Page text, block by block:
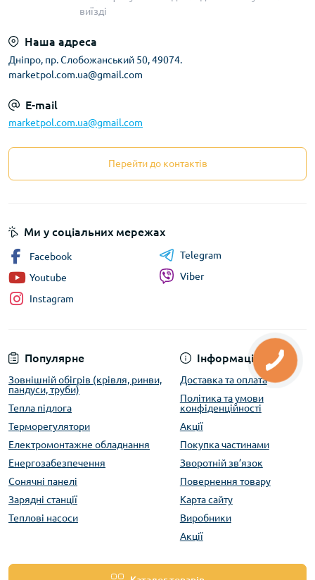
виїзді
Наша адреса
Дніпро, пр. Слобожанський 50, 49074.
marketpol.com.ua@gmail.com
E-mail
marketpol.com.ua@gmail.com
Перейти до контактів
Популярне
Зовнішній обігрів (крівля, ринви,
пандуси, труби)
Тепла підлога
Терморегулятори
Електромонтажне обладнання
Енергозабезпечення
Сонячні панелі
Зарядні станції
Теплові насоси
Інформація
Доставка та оплата
Політика та умови
конфіденційності
Акції
Покупка частинами
Зворотній зв’язок
Повернення товару
Карта сайту
Виробники
Акції
Ми у соціальних мережах
Facebook
Youtube
Instagram
Telegram
Viber